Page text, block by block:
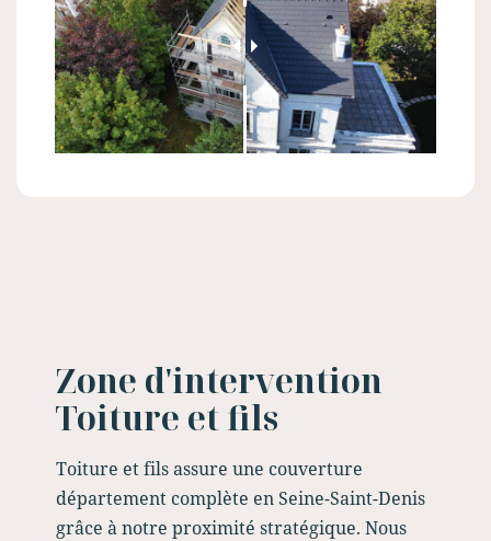
Zone d'intervention
Toiture et fils
Toiture et fils assure une couverture
département complète en Seine-Saint-Denis
grâce à notre proximité stratégique. Nous